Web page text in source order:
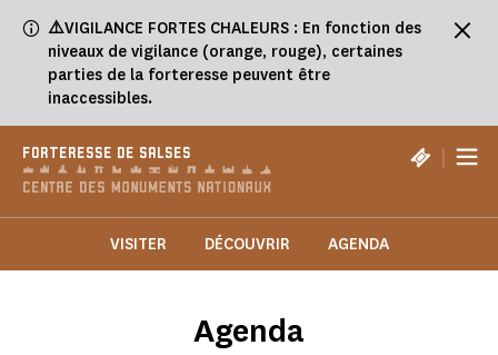
⚠️VIGILANCE FORTES CHALEURS : En fonction des
niveaux de vigilance (orange, rouge), certaines
parties de la forteresse peuvent être
inaccessibles.
FORTERESSE DE SALSES |
VISITER DÉCOUVRIR AGENDA
Agenda